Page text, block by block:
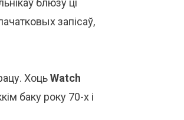
блюзу ці
запісаў,
ХоцьWatch
баку року 70-х і